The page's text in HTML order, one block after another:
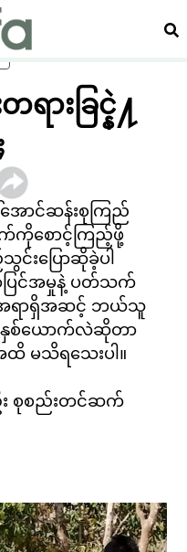
ရှာ
ားခြင္နဲ႔
ောင်ဆန်းစုကြည်
က်ကိုစောင့်ကြည့်ဖို့
းပြောဆိုခဲ့ပါ
ပြင်အမှုနဲ့ ပတ်သက်
ရာရှိအဆင့် ဘယ်သူ
နှစ်ယောက်လဲဆိုတာ
အထိ မသိရသေးပါ။
း စုစည်းတင်ဆက်